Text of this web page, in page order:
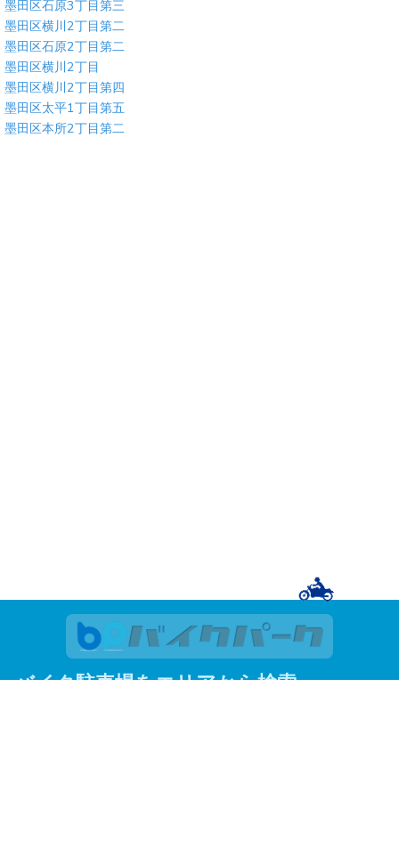
墨田区石原3丁目第三
墨田区横川2丁目第二
墨田区石原2丁目第二
墨田区横川2丁目
墨田区横川2丁目第四
墨田区太平1丁目第五
墨田区本所2丁目第二
バイク駐車場をエリアから検索